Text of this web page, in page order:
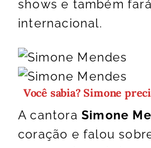
shows e também
internacional.
Você sabia? Simone
A cantora Simone
coração e falou